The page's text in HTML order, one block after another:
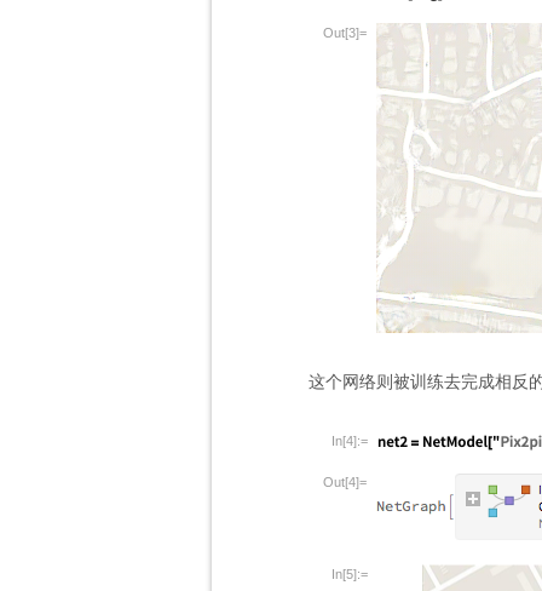
Out[3]=
这个网络则被训练去完成相反
In[4]:=
Out[4]=
In[5]:=